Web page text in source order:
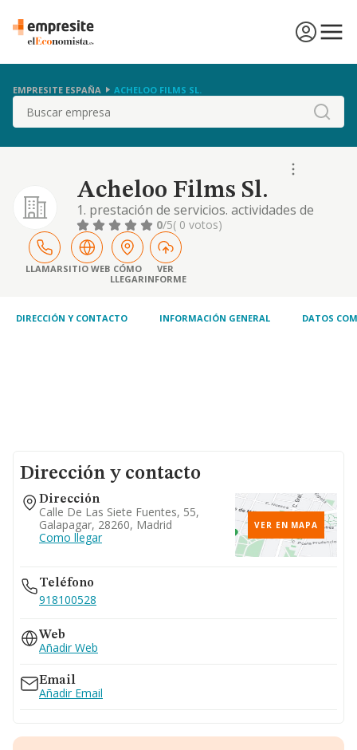
EMPRESITE ESPAÑA ACHELOO FILMS SL.
Buscar
Acheloo Films Sl.
1. prestación de servicios. actividades de
gestión y administración. servicios
educativos, sanitarios, de ocio y
entretenimiento. 2. información y
comunicaciones
0/5( 0 votos)
LLAMARSITIO WEB CÓMO
LLEGAR
VER
INFORME
DIRECCIÓN Y CONTACTO INFORMACIÓN GENERAL DATOS
Dirección y contacto
Dirección
Calle De Las Siete Fuentes, 55,
Galapagar, 28260, Madrid
Como llegar
VER EN MAPA
Teléfono
918100528
Web
Añadir Web
Email
Añadir Email